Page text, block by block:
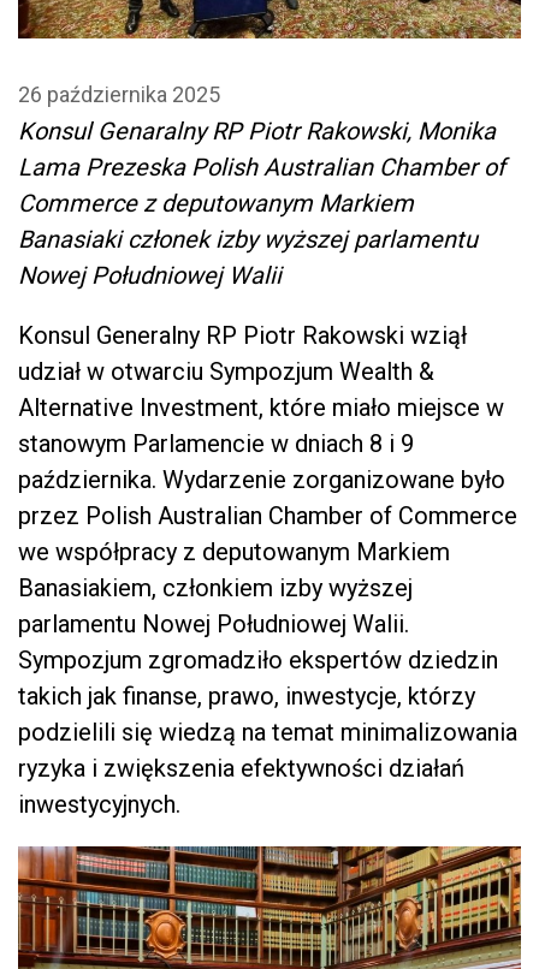
26 października 2025
Konsul Genaralny RP Piotr Rakowski, Monika
Lama Prezeska Polish Australian Chamber of
Commerce z deputowanym Markiem
Banasiaki członek izby wyższej parlamentu
Nowej Południowej Walii
Konsul Generalny RP Piotr Rakowski wziął
udział w otwarciu Sympozjum Wealth &
Alternative Investment, które miało miejsce w
stanowym Parlamencie w dniach 8 i 9
października. Wydarzenie zorganizowane było
przez Polish Australian Chamber of Commerce
we współpracy z deputowanym Markiem
Banasiakiem, członkiem izby wyższej
parlamentu Nowej Południowej Walii.
Sympozjum zgromadziło ekspertów dziedzin
takich jak finanse, prawo, inwestycje, którzy
podzielili się wiedzą na temat minimalizowania
ryzyka i zwiększenia efektywności działań
inwestycyjnych.